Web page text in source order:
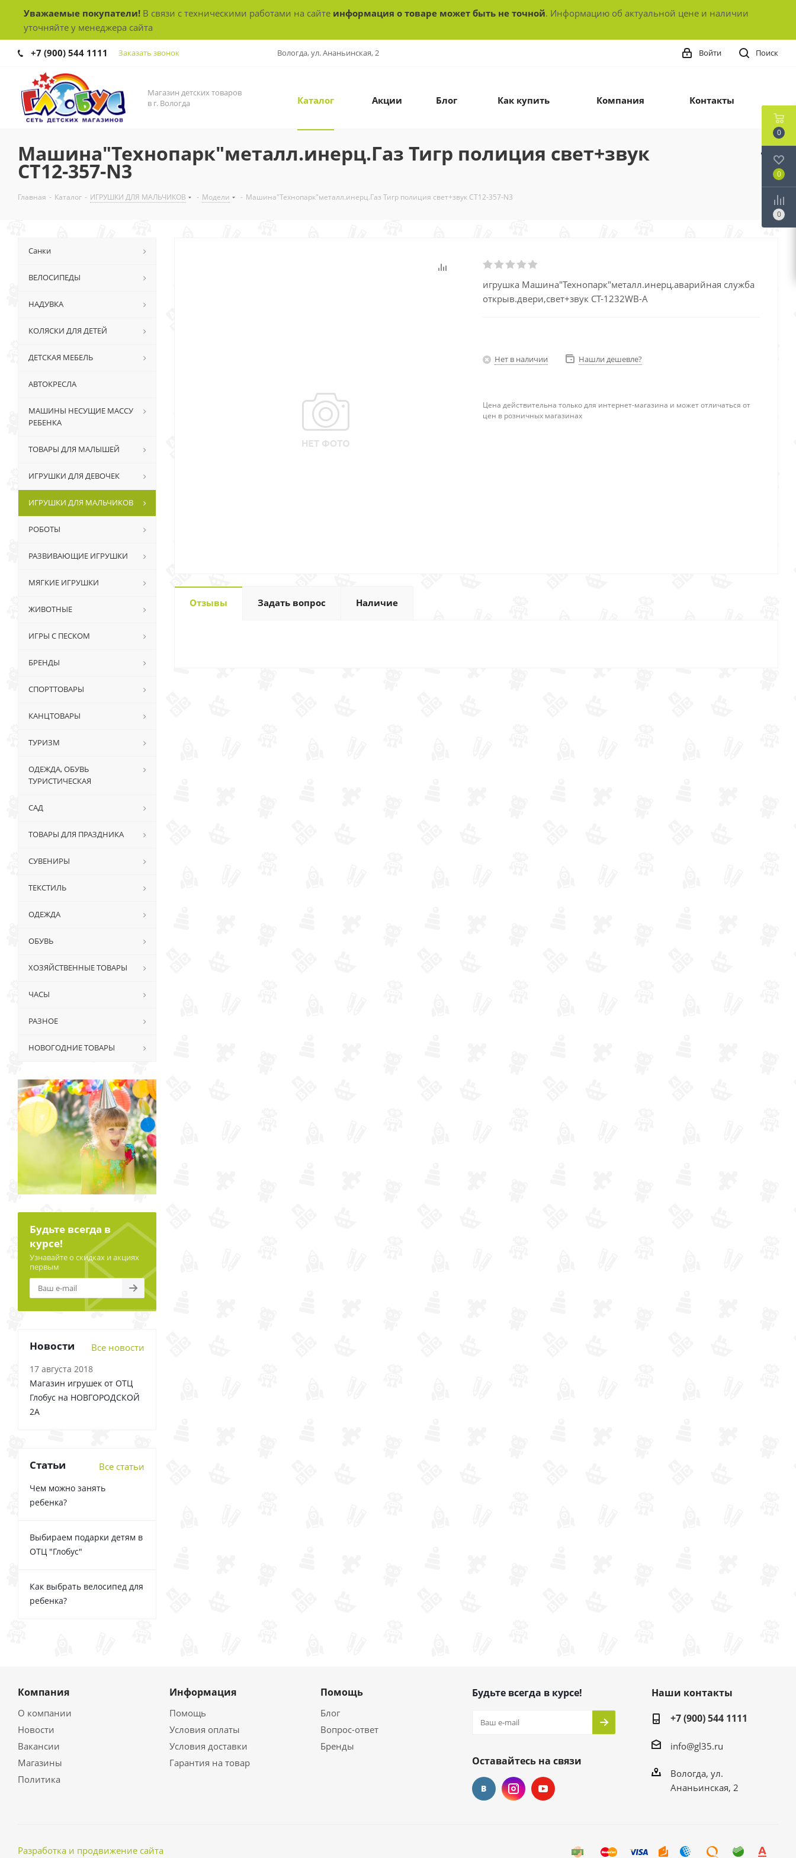
Уважаемые покупатели! В связи с техническими работами на сайте информация о товаре может быть не точной. Информацию об актуальной цене и наличии
уточняйте у менеджера сайта
+7 (900) 544 1111 Заказать звонок Вологда, ул. Ананьинская, 2 Поиск
Войти
Магазин детских товаров
в г. Вологда
Каталог Акции Блог Как купить Компания Контакты
Машина"Технопарк"металл.инерц.Газ Тигр полиция свет+звук
СТ12-357-N3
Главная - Каталог - ИГРУШКИ ДЛЯ МАЛЬЧИКОВ - Модели - Машина"Технопарк"металл.инерц.Газ Тигр полиция свет+звук СТ12-357-N3
игрушка Машина"Технопарк"металл.инерц.аварийная служба
открыв.двери,свет+звук CT-1232WB-A
Нет в наличии Нашли дешевле?
Цена действительна только для интернет-магазина и может отличаться от
цен в розничных магазинах
Отзывы Задать вопрос Наличие
Санки
ВЕЛОСИПЕДЫ
НАДУВКА
КОЛЯСКИ ДЛЯ ДЕТЕЙ
ДЕТСКАЯ МЕБЕЛЬ
АВТОКРЕСЛА
МАШИНЫ НЕСУЩИЕ МАССУ
РЕБЕНКА
ТОВАРЫ ДЛЯ МАЛЫШЕЙ
ИГРУШКИ ДЛЯ ДЕВОЧЕК
ИГРУШКИ ДЛЯ МАЛЬЧИКОВ
РОБОТЫ
РАЗВИВАЮЩИЕ ИГРУШКИ
МЯГКИЕ ИГРУШКИ
ЖИВОТНЫЕ
ИГРЫ С ПЕСКОМ
БРЕНДЫ
СПОРТТОВАРЫ
КАНЦТОВАРЫ
ТУРИЗМ
ОДЕЖДА, ОБУВЬ
ТУРИСТИЧЕСКАЯ
САД
ТОВАРЫ ДЛЯ ПРАЗДНИКА
СУВЕНИРЫ
ТЕКСТИЛЬ
ОДЕЖДА
ОБУВЬ
ХОЗЯЙСТВЕННЫЕ ТОВАРЫ
ЧАСЫ
РАЗНОЕ
НОВОГОДНИЕ ТОВАРЫ
Будьте всегда в
курсе!
Узнавайте о скидках и акциях
первым
Новости Все новости
17 августа 2018
Магазин игрушек от ОТЦ
Глобус на НОВГОРОДСКОЙ
2А
Статьи Все статьи
Чем можно занять
ребенка?
Выбираем подарки детям в
ОТЦ "Глобус"
Как выбрать велосипед для
ребенка?
Компания
О компании
Новости
Вакансии
Магазины
Политика
Информация
Помощь
Условия оплаты
Условия доставки
Гарантия на товар
Помощь
Блог
Вопрос-ответ
Бренды
Будьте всегда в курсе!
Оставайтесь на связи
Наши контакты
+7 (900) 544 1111
info@gl35.ru
Вологда, ул.
Ананьинская, 2
Разработка и продвижение сайта
0
0
0